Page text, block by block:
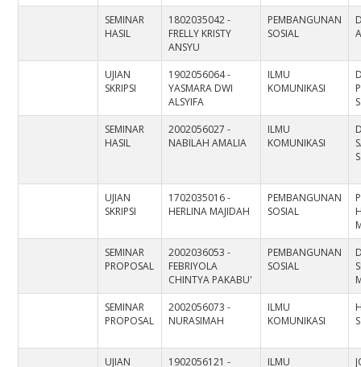
SEMINAR
HASIL
1802035042 -
FRELLY KRISTY
ANSYU
PEMBANGUNAN
SOSIAL
UJIAN
SKRIPSI
1902056064 -
YASMARA DWI
ALSYIFA
ILMU
KOMUNIKASI
SEMINAR
HASIL
2002056027 -
NABILAH AMALIA
ILMU
KOMUNIKASI
UJIAN
SKRIPSI
1702035016 -
HERLINA MAJIDAH
PEMBANGUNAN
SOSIAL
SEMINAR
PROPOSAL
2002036053 -
FEBRIYOLA
CHINTYA PAKABU'
PEMBANGUNAN
SOSIAL
SEMINAR
PROPOSAL
2002056073 -
NURASIMAH
ILMU
KOMUNIKASI
UJIAN
1902056121 -
ILMU